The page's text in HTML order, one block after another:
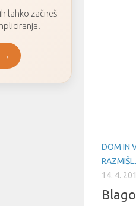
DOM IN
14. 4.
lahko začneš
→